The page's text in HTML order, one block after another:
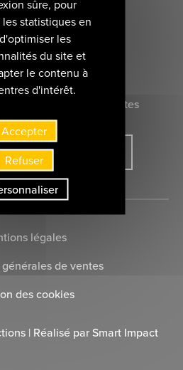
NOUS
du Boccage 44000 Nantes
À LA NEWSLETTER
légales
de ventes
des cookies
| Réalisé parSmart Impact
sûre, pour
statistiques en
les
du site et
le contenu à
d'intérêt.
Accepter
Refuser